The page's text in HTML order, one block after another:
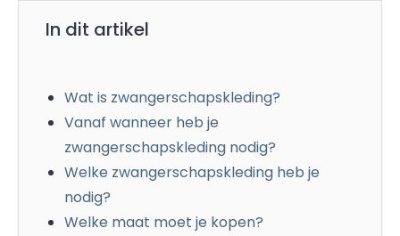
In dit artikel
Wat is zwangerschapskleding?
Vanaf wanneer heb je
zwangerschapskleding nodig?
Welke zwangerschapskleding heb je
nodig?
Welke maat moet je kopen?